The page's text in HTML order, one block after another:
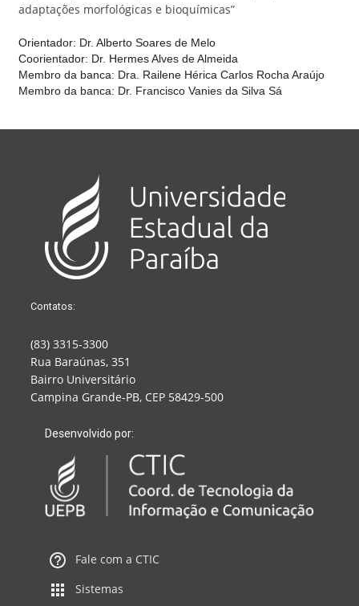
adaptações morfológicas e bioquímicas”
Orientador: Dr. Alberto Soares de Melo
Coorientador: Dr. Hermes Alves de Almeida
Membro da banca: Dra. Railene Hérica Carlos Rocha Araújo
Membro da banca: Dr. Francisco Vanies da Silva Sá
Contatos:
(83) 3315-3300
Rua Baraúnas, 351
Bairro Universitário
Campina Grande-PB, CEP 58429-500
Desenvolvido por:
Fale com a CTIC
Sistemas